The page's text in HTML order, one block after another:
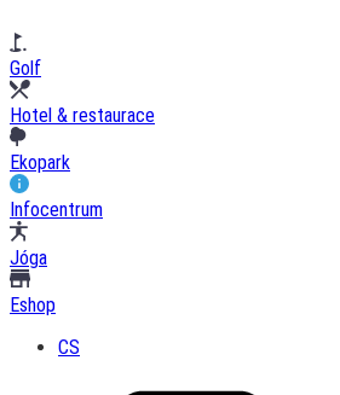
Golf
Hotel & restaurace
Ekopark
Infocentrum
Jóga
Eshop
CS